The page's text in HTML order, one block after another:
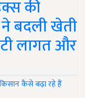
की
बदली खेती
लागत और